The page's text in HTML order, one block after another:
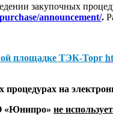
закупочных
announcement/.
площадке ТЭК-Торг
на
«Юнипро» не